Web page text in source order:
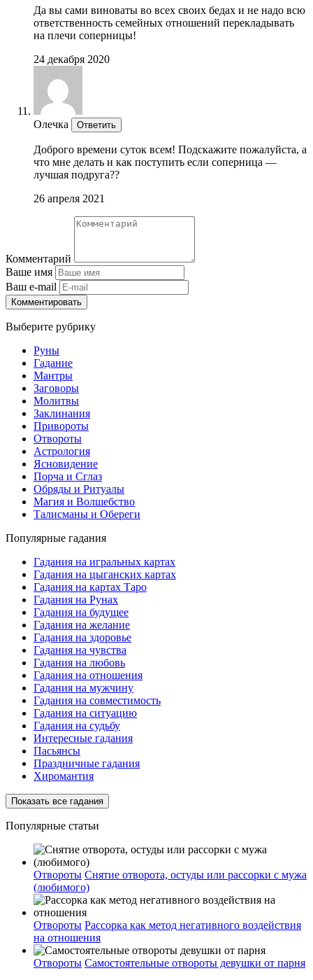
Да вы сами виноваты во всех своих бедах и не надо всю
ответственность семейных отношений перекладывать
на плечи соперницы!
24 декабря 2020
Олечка Ответить
Доброго времени суток всем! Подскажите пожалуйста, а
что мне делать и как поступить если соперница —
лучшая подруга??
26 апреля 2021
Комментарий
Ваше имя
Ваш e-mail
Комментировать
Выберите рубрику
Руны
Гадание
Мантры
Заговоры
Молитвы
Заклинания
Привороты
Отвороты
Астрология
Ясновидение
Порча и Сглаз
Обряды и Ритуалы
Магия и Волшебство
Талисманы и Обереги
Популярные гадания
Гадания на игральных картах
Гадания на цыганских картах
Гадания на картах Таро
Гадания на Рунах
Гадания на будущее
Гадания на желание
Гадания на здоровье
Гадания на чувства
Гадания на любовь
Гадания на отношения
Гадания на мужчину
Гадания на совместимость
Гадания на ситуацию
Гадания на судьбу
Интересные гадания
Пасьянсы
Праздничные гадания
Хиромантия
Показать все гадания
Популярные статьи
Отвороты Снятие отворота, остуды или рассорки с мужа
(любимого)
Отвороты Рассорка как метод негативного воздействия
на отношения
Отвороты Самостоятельные отвороты девушки от парня